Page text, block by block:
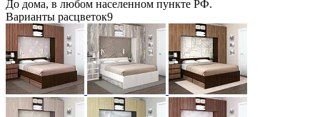
До дома, в любом населенном пункте РФ.
Варианты расцветок9